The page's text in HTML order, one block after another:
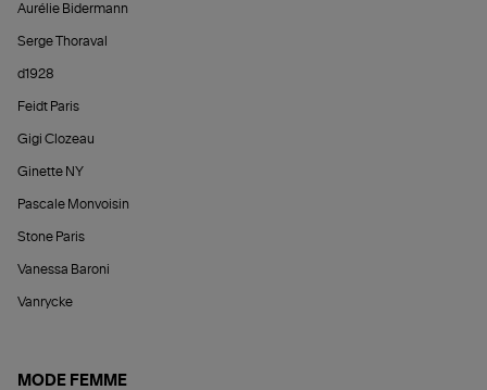
Aurélie Bidermann
Serge Thoraval
d1928
Feidt Paris
Gigi Clozeau
Ginette NY
Pascale Monvoisin
Stone Paris
Vanessa Baroni
Vanrycke
MODE FEMME